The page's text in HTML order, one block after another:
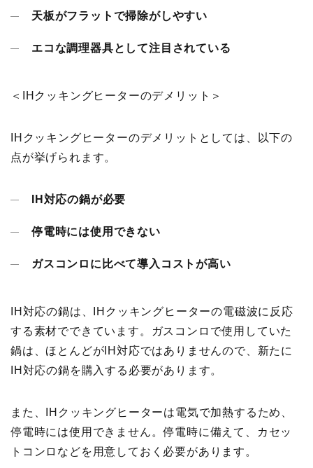
天板がフラットで掃除がしやすい
エコな調理器具として注目されている
＜IHクッキングヒーターのデメリット＞
IHクッキングヒーターのデメリットとしては、以下の
点が挙げられます。
IH対応の鍋が必要
停電時には使用できない
ガスコンロに比べて導入コストが高い
IH対応の鍋は、IHクッキングヒーターの電磁波に反応
する素材でできています。ガスコンロで使用していた
鍋は、ほとんどがIH対応ではありませんので、新たに
IH対応の鍋を購入する必要があります。
また、IHクッキングヒーターは電気で加熱するため、
停電時には使用できません。停電時に備えて、カセッ
トコンロなどを用意しておく必要があります。